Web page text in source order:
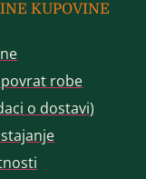
KUPOVINE
povrat robe
o dostavi)